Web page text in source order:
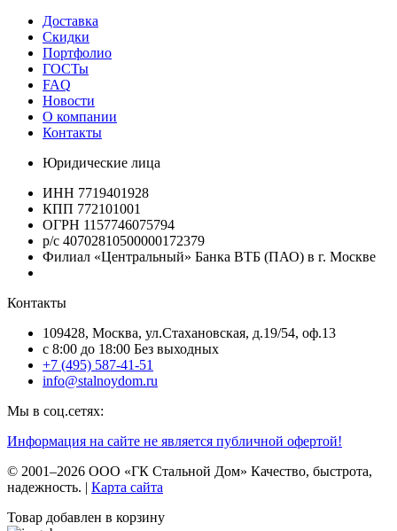
Доставка
Скидки
Портфолио
ГОСТы
FAQ
Новости
О компании
Контакты
Юридические лица
ИНН 7719401928
КПП 772101001
ОГРН 1157746075794
р/с 40702810500000172379
Филиал «Центральный» Банка ВТБ (ПАО) в г. Москве
Контакты
109428, Москва, ул.Стахановская, д.19/54, оф.13
c 8:00 до 18:00 Без выходных
+7 (495) 587-41-51
info@stalnoydom.ru
Мы в соц.сетях:
Информация на сайте не является публичной офертой!
© 2001–2026 ООО «ГК Стальной Дом» Качество, быстрота,
надежность. | Карта сайта
Товар добавлен в корзину